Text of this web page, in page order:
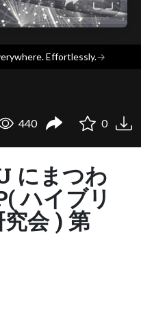
Effortlessly.→
440 0
にまつわ
ハイブリ
会 ) 第